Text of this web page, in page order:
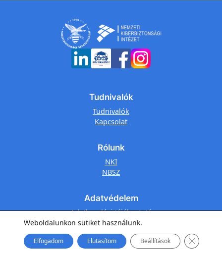
Tudnivalók
Tudnivalók
Kapcsolat
Rólunk
NKI
NBSZ
Adatvédelem
Adatkezelési tájékoztató
Tájékoztató a sütikről
Weboldalunkon sütiket használunk.
Elfogadom Elutasítom Beállítások Close